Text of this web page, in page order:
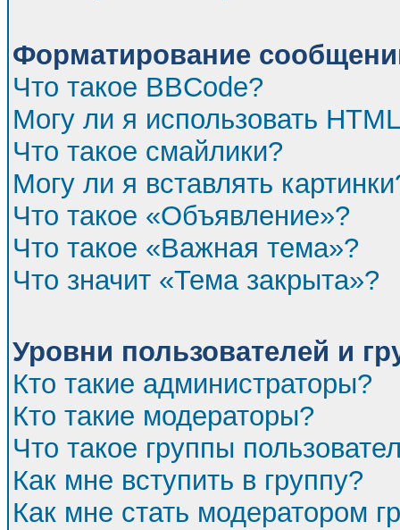
Форматирование
Что такое BBCode?
Могу ли я использовать
Что такое смайлики?
Могу ли я вставлять
Что такое «Объявление»?
Что такое «Важная тема»?
Что значит «Тема закрыта»?
Уровни пользователей и
Кто такие администраторы?
Кто такие модераторы?
Что такое группы
Как мне вступить в группу?
Как мне стать модератором